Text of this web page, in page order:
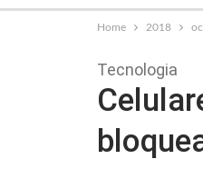
Home 2018
Tecnologia